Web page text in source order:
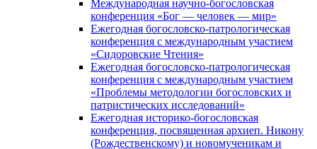
Международная научно-богословская
конференция «Бог — человек — мир»
Ежегодная богословско-патрологическая
конференция с международным участием
«Сидоровские Чтения»
Ежегодная богословско-патрологическая
конференция с международным участием
«Проблемы методологии богословских и
патристических исследований»
Ежегодная историко-богословская
конференция, посвященная архиеп. Никону
(Рождественскому) и новомученикам и